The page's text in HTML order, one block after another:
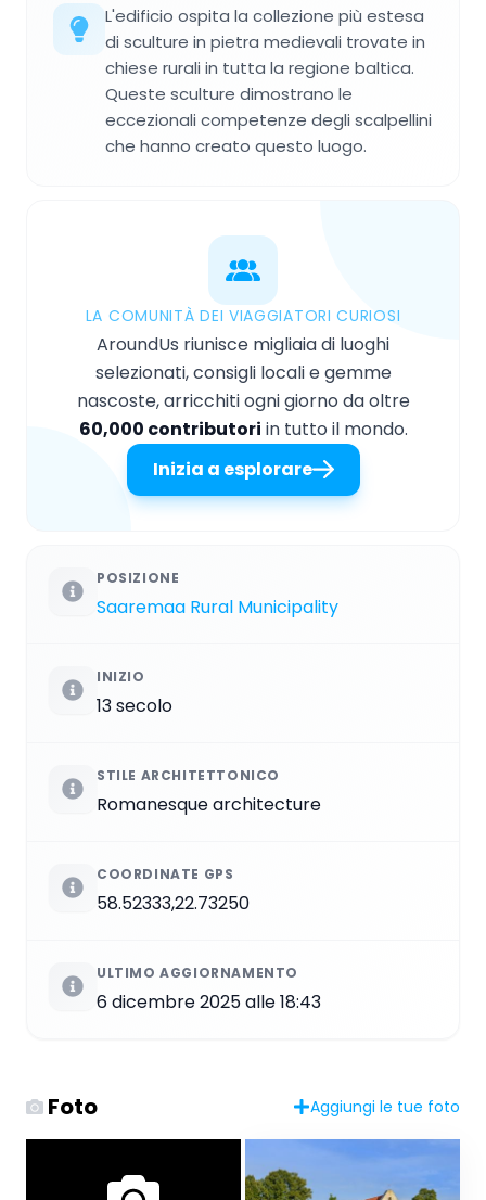
L'edificio ospita la collezione più estesa
di sculture in pietra medievali trovate in
chiese rurali in tutta la regione baltica.
Queste sculture dimostrano le
eccezionali competenze degli scalpellini
che hanno creato questo luogo.
LA COMUNITÀ DEI VIAGGIATORI CURIOSI
AroundUs riunisce migliaia di luoghi
selezionati, consigli locali e gemme
nascoste, arricchiti ogni giorno da oltre
60,000 contributori in tutto il mondo.
Inizia a esplorare
POSIZIONE
Saaremaa Rural Municipality
INIZIO
13 secolo
STILE ARCHITETTONICO
Romanesque architecture
COORDINATE GPS
58.52333,22.73250
ULTIMO AGGIORNAMENTO
6 dicembre 2025 alle 18:43
Foto Aggiungi le tue foto